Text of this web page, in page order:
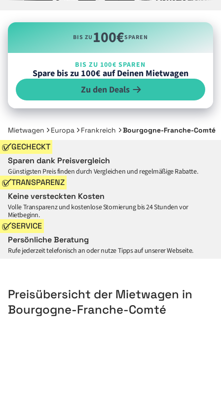
BIS ZU100€SPAREN
BIS ZU 100€ SPAREN
Spare bis zu 100€ auf Deinen Mietwagen
Zu den Deals
Mietwagen Europa Frankreich Bourgogne-Franche-Comté
GECHECKT
Sparen dank Preisvergleich
Günstigsten Preis finden durch Vergleichen und regelmäßige Rabatte.
TRANSPARENZ
Keine versteckten Kosten
Volle Transparenz und kostenlose Stornierung bis 24 Stunden vor
Mietbeginn.
SERVICE
Persönliche Beratung
Rufe jederzeit telefonisch an oder nutze Tipps auf unserer Webseite.
Preisübersicht der Mietwagen in
Bourgogne-Franche-Comté